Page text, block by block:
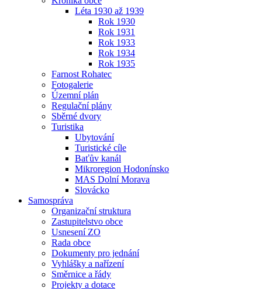
Léta 1930 až 1939
Rok 1930
Rok 1931
Rok 1933
Rok 1934
Rok 1935
Farnost Rohatec
Fotogalerie
Územní plán
Regulační plány
Sběrné dvory
Turistika
Ubytování
Turistické cíle
Baťův kanál
Mikroregion Hodonínsko
MAS Dolní Morava
Slovácko
Samospráva
Organizační struktura
Zastupitelstvo obce
Usnesení ZO
Rada obce
Dokumenty pro jednání
Vyhlášky a nařízení
Směrnice a řády
Projekty a dotace